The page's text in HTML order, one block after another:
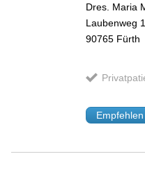
Dres. Maria
Laubenweg
90765 Fürth
Empfehlen